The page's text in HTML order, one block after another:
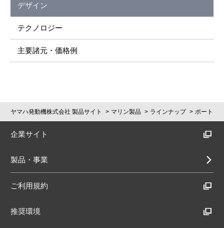
デザイン
テクノロジー
主要諸元・価格例
ヤマハ発動機株式会社 製品サイト マリン製品 ラインナップ ボート
企業サイト
製品・事業
ご利用規約
推奨環境